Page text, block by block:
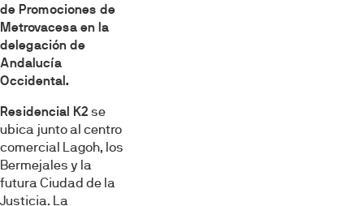
Esta página web usa cookies
de Promociones de
Metrovacesa en la
delegación de
Andalucía
Occidental.
Residencial K2 se
ubica junto al centro
comercial Lagoh, los
Bermejales y la
futura Ciudad de la
Justicia. La